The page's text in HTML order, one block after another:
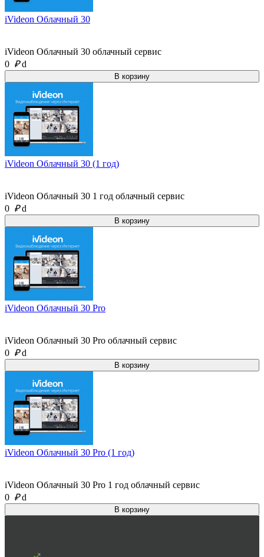
iVideon Облачный 30
iVideon Облачный 30 облачный сервис
0 ₽ d
iVideon Облачный 30 (1 год)
iVideon Облачный 30 1 год облачный сервис
0 ₽ d
iVideon Облачный 30 Pro
iVideon Облачный 30 Pro облачный сервис
0 ₽ d
iVideon Облачный 30 Pro (1 год)
iVideon Облачный 30 Pro 1 год облачный сервис
0 ₽ d